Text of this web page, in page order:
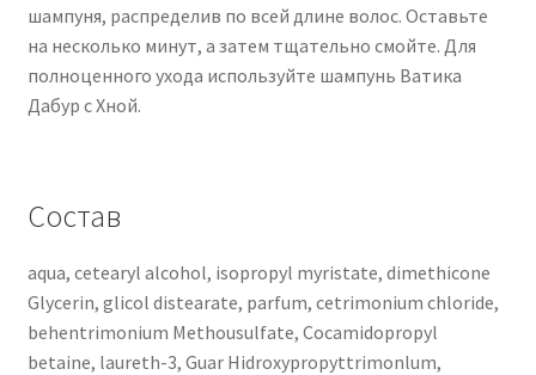
шампуня, распределив по всей длине волос. Оставьте
на несколько минут, а затем тщательно смойте. Для
полноценного ухода используйте шампунь Ватика
Дабур с Хной.
Состав
aqua, cetearyl alcohol, isopropyl myristate, dimethicone
Glycerin, glicol distearate, parfum, cetrimonium chloride,
behentrimonium Methousulfate, Cocamidopropyl
betaine, laureth-3, Guar Hidroxypropyttrimonlum,